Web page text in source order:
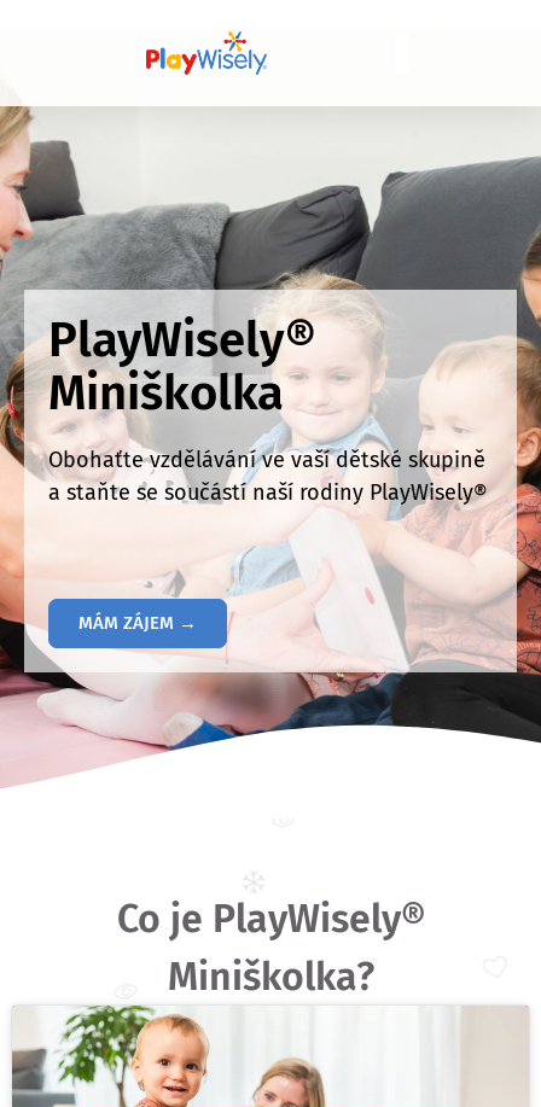
Miniškolky
PlayWisely®
Miniškolka
Obohaťte vzdělávání ve vaší dětské skupině
a staňte se součástí naší rodiny PlayWisely®
MÁM ZÁJEM →
Co je PlayWisely®
Miniškolka?